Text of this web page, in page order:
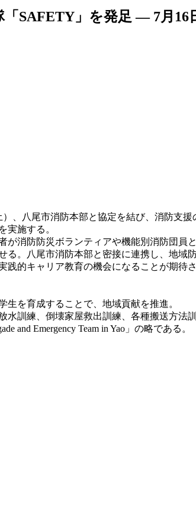
SAFETY」を発足 — 7月
、八尾市消防本部と協定を結び、消防支
実施する。
消防防災ボランティアや機能別消防団員
。八尾市消防本部と密接に連携し、地域
的キャリア教育の機会になることが期待さ
生を育成することで、地域貢献を推進。
訓練、倒壊家屋救出訓練、各種搬送方法
and Emergency Team in Yao」の略である。